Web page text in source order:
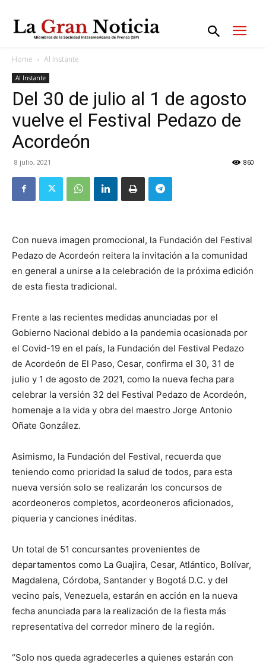
Home Al Instante
Al Instante
Del 30 de julio al 1 de agosto
vuelve el Festival Pedazo de
Acordeón
8 julio, 2021 860
Con nueva imagen promocional, la Fundación del Festival
Pedazo de Acordeón reitera la invitación a la comunidad
en general a unirse a la celebración de la próxima edición
de esta fiesta tradicional.
Frente a las recientes medidas anunciadas por el
Gobierno Nacional debido a la pandemia ocasionada por
el Covid-19 en el país, la Fundación del Festival Pedazo
de Acordeón de El Paso, Cesar, confirma el 30, 31 de
julio y 1 de agosto de 2021, como la nueva fecha para
celebrar la versión 32 del Festival Pedazo de Acordeón,
homenaje a la vida y obra del maestro Jorge Antonio
Oñate González.
Asimismo, la Fundación del Festival, recuerda que
teniendo como prioridad la salud de todos, para esta
nueva versión solo se realizarán los concursos de
acordeoneros completos, acordeoneros aficionados,
piqueria y canciones inéditas.
Un total de 51 concursantes provenientes de
departamentos como La Guajira, Cesar, Atlántico, Bolívar,
Magdalena, Córdoba, Santander y Bogotá D.C. y del
vecino país, Venezuela, estarán en acción en la nueva
fecha anunciada para la realización de la fiesta más
representativa del corredor minero de la región.
“Solo nos queda agradecerles a quienes estarán con